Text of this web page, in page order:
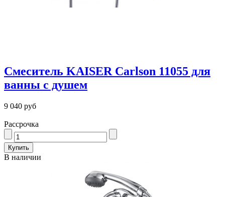
Смеситель KAISER Carlson 11055 для
ванны с душем
9 040 руб
Рассрочка
В наличии